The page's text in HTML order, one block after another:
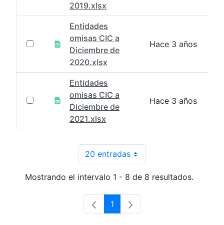
2019.xlsx
Entidades
omisas CIC a
Diciembre de
2020.xlsx
Hace 3 años
Entidades
omisas CIC a
Diciembre de
2021.xlsx
Hace 3 años
20 entradasPor página
Mostrando el intervalo 1 - 8 de 8 resultados.
Página
1